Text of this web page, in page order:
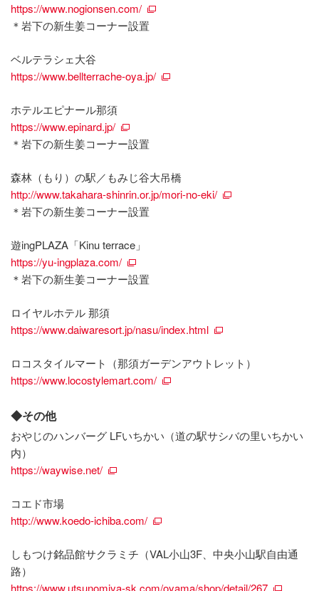
https://www.nogionsen.com/
＊岩下の新生姜コーナー設置
ベルテラシェ大谷
https://www.bellterrache-oya.jp/
ホテルエピナール那須
https://www.epinard.jp/
＊岩下の新生姜コーナー設置
森林（もり）の駅／もみじ谷大吊橋
http://www.takahara-shinrin.or.jp/mori-no-eki/
＊岩下の新生姜コーナー設置
遊ingPLAZA「Kinu terrace」
https://yu-ingplaza.com/
＊岩下の新生姜コーナー設置
ロイヤルホテル 那須
https://www.daiwaresort.jp/nasu/index.html
ロコスタイルマート（那須ガーデンアウトレット）
https://www.locostylemart.com/
◆その他
おやじのハンバーグ LFいちかい（道の駅サシバの里いちかい
内）
https://waywise.net/
コエド市場
http://www.koedo-ichiba.com/
しもつけ銘品館サクラミチ（VAL小山3F、中央小山駅自由通
路）